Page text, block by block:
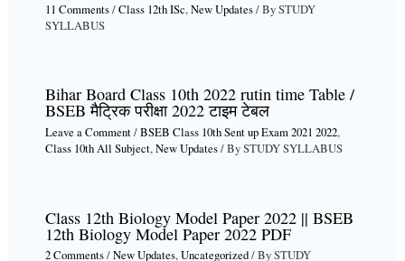
11 Comments/Class 12th ISc,New Updates/ BySTUDY
SYLLABUS
Bihar Board Class 10th 2022 rutin time Table /
BSEB मैट्रिक परीक्षा 2022 टाइम टेबल
Leave a Comment/BSEB Class 10th Sent up Exam 2021 2022,
Class 10th All Subject,New Updates/ BySTUDY SYLLABUS
Class 12th Biology Model Paper 2022 || BSEB
12th Biology Model Paper 2022 PDF
2 Comments/New Updates,Uncategorized/ BySTUDY